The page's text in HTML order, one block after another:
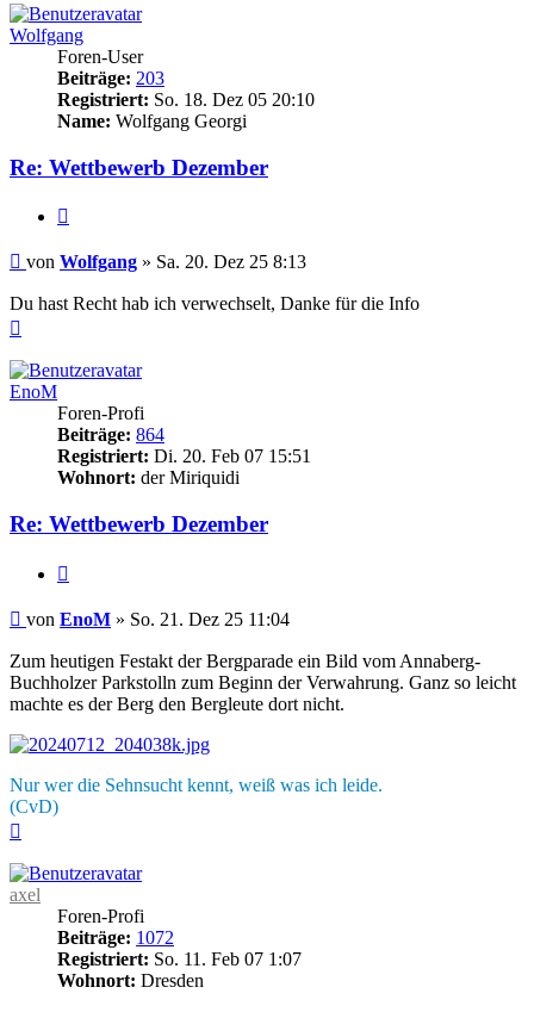
Wolfgang
Foren-User
Beiträge: 203
Registriert: So. 18. Dez 05 20:10
Name: Wolfgang Georgi
Re: Wettbewerb Dezember
Beitrag
von Wolfgang » Sa. 20. Dez 25 8:13
Du hast Recht hab ich verwechselt, Danke für die Info
EnoM
Foren-Profi
Beiträge: 864
Registriert: Di. 20. Feb 07 15:51
Wohnort: der Miriquidi
Re: Wettbewerb Dezember
Beitrag
von EnoM » So. 21. Dez 25 11:04
Zum heutigen Festakt der Bergparade ein Bild vom Annaberg-
Buchholzer Parkstolln zum Beginn der Verwahrung. Ganz so leicht
machte es der Berg den Bergleute dort nicht.
Nur wer die Sehnsucht kennt, weiß was ich leide.
(CvD)
axel
Foren-Profi
Beiträge: 1072
Registriert: So. 11. Feb 07 1:07
Wohnort: Dresden